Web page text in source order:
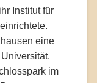
Institut für
eine
im